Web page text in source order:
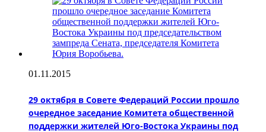
01.11.2015
29 октября в Совете Федераций России прошло
очередное заседание Комитета общественной
поддержки жителей Юго-Востока Украины под